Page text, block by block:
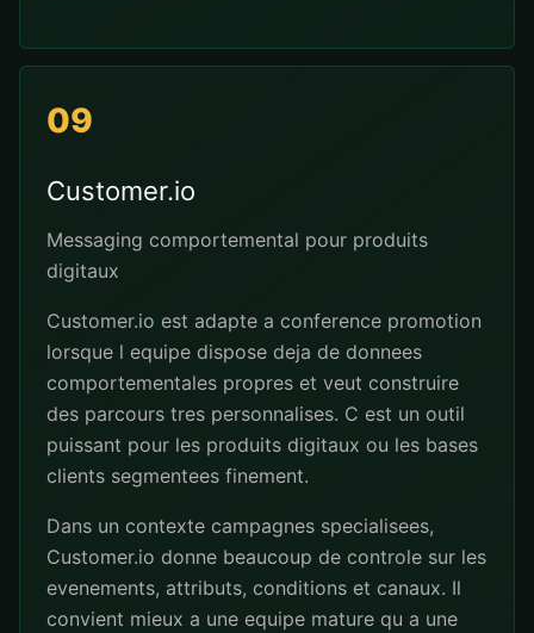
09
Customer.io
Messaging comportemental pour produits
digitaux
Customer.io est adapte a conference promotion
lorsque l equipe dispose deja de donnees
comportementales propres et veut construire
des parcours tres personnalises. C est un outil
puissant pour les produits digitaux ou les bases
clients segmentees finement.
Dans un contexte campagnes specialisees,
Customer.io donne beaucoup de controle sur les
evenements, attributs, conditions et canaux. Il
convient mieux a une equipe mature qu a une